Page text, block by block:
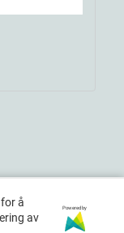
All Rights
å
av
Powered by